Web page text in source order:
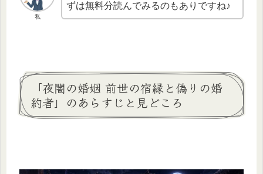
私
ずは無料分読んでみるのもありですね♪
「夜闇の婚姻 前世の宿縁と偽りの婚
約者」のあらすじと見どころ